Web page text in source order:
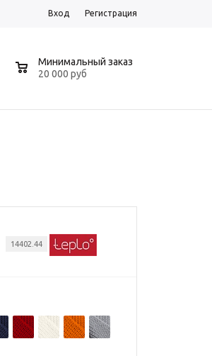
Вход Регистрация
Минимальный заказ
20 000 руб
14402.44